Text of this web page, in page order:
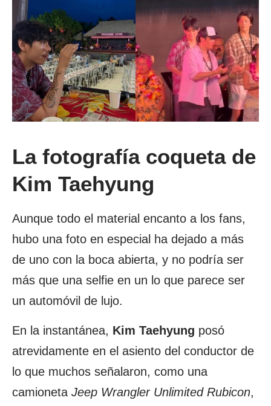
La fotografía coqueta de
Kim Taehyung
Aunque todo el material encanto a los fans,
hubo una foto en especial ha dejado a más
de uno con la boca abierta, y no podría ser
más que una selfie en un lo que parece ser
un automóvil de lujo.
En la instantánea, Kim Taehyung posó
atrevidamente en el asiento del conductor de
lo que muchos señalaron, como una
camioneta Jeep Wrangler Unlimited Rubicon,